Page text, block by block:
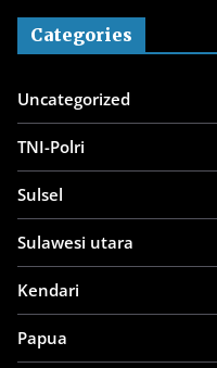
Categories
Uncategorized
TNI-Polri
Sulsel
Sulawesi utara
Kendari
Papua